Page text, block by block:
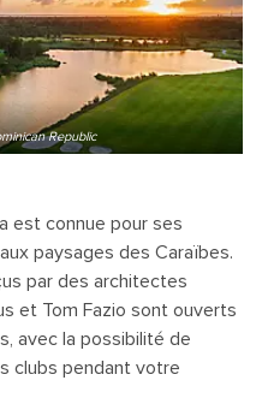
Republic
est connue pour ses
paysages des Caraïbes.
par des architectes
et Tom Fazio sont ouverts
avec la possibilité de
clubs pendant votre